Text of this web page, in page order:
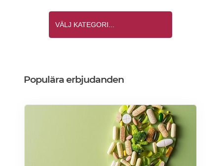
Populära erbjudanden